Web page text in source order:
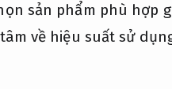
sản phẩm phù hợp
về hiệu suất sử